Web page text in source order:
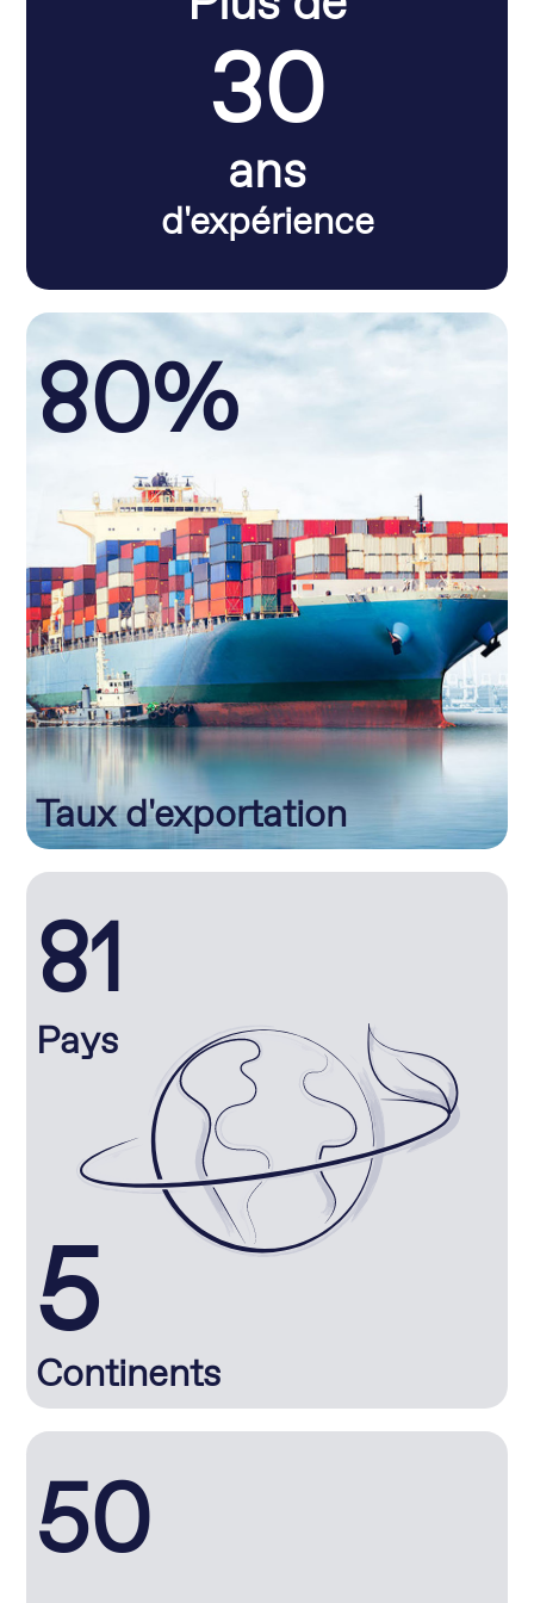
30
ans
d'expérience
80%
Taux d'exportation
81
Pays
5
Continents
50